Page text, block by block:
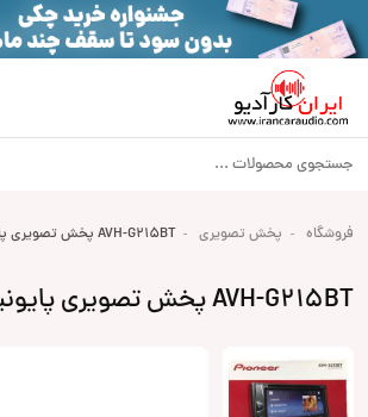
فروشگاه پخش تصویری AVH-G215BT پخش تصویری پایونیر Pioneer
AVH-G215BT پخش تصویری پایونیر Pioneer